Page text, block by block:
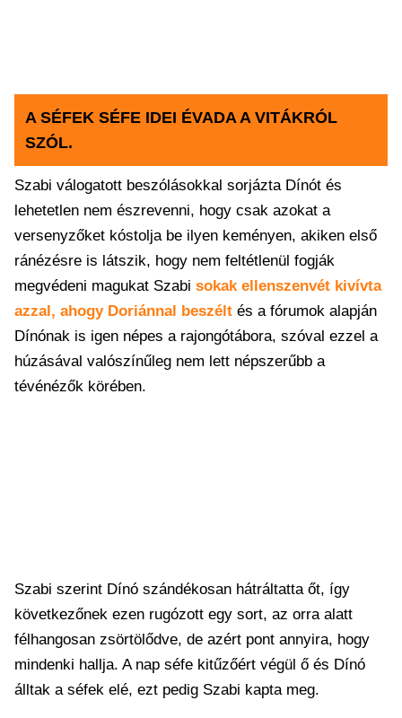
A SÉFEK SÉFE IDEI ÉVADA A VITÁKRÓL
SZÓL.
Szabi válogatott beszólásokkal sorjázta Dínót és
lehetetlen nem észrevenni, hogy csak azokat a
versenyzőket kóstolja be ilyen keményen, akiken első
ránézésre is látszik, hogy nem feltétlenül fogják
megvédeni magukat Szabi sokak ellenszenvét kivívta
azzal, ahogy Doriánnal beszélt és a fórumok alapján
Dínónak is igen népes a rajongótábora, szóval ezzel a
húzásával valószínűleg nem lett népszerűbb a
tévénézők körében.
Szabi szerint Dínó szándékosan hátráltatta őt, így
következőnek ezen rugózott egy sort, az orra alatt
félhangosan zsörtölődve, de azért pont annyira, hogy
mindenki hallja. A nap séfe kitűzőért végül ő és Dínó
álltak a séfek elé, ezt pedig Szabi kapta meg.